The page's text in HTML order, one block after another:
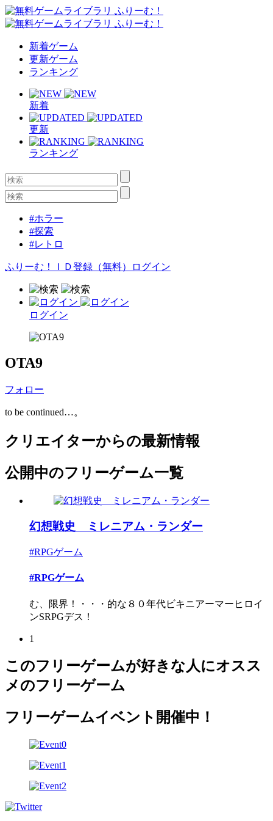
新着ゲーム
更新ゲーム
ランキング
新着
更新
ランキング
#ホラー
#探索
#レトロ
ふりーむ！ＩＤ登録（無料） ログイン
ログイン
OTA9
フォロー
to be continued…。
クリエイターからの最新情報
公開中のフリーゲーム一覧
幻想戦史 ミレニアム・ランダー
#RPGゲーム
#RPGゲーム
む、限界！・・・的な８０年代ビキニアーマーヒロイ
ンSRPGデス！
1
このフリーゲームが好きな人にオスス
メのフリーゲーム
フリーゲームイベント開催中！